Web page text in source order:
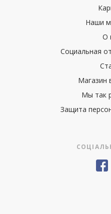
Наши
О
Социальная
Магазин
Мы так
Защита